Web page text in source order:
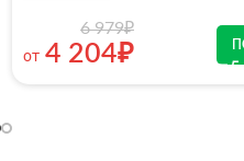
от
6 979₽
4 204₽